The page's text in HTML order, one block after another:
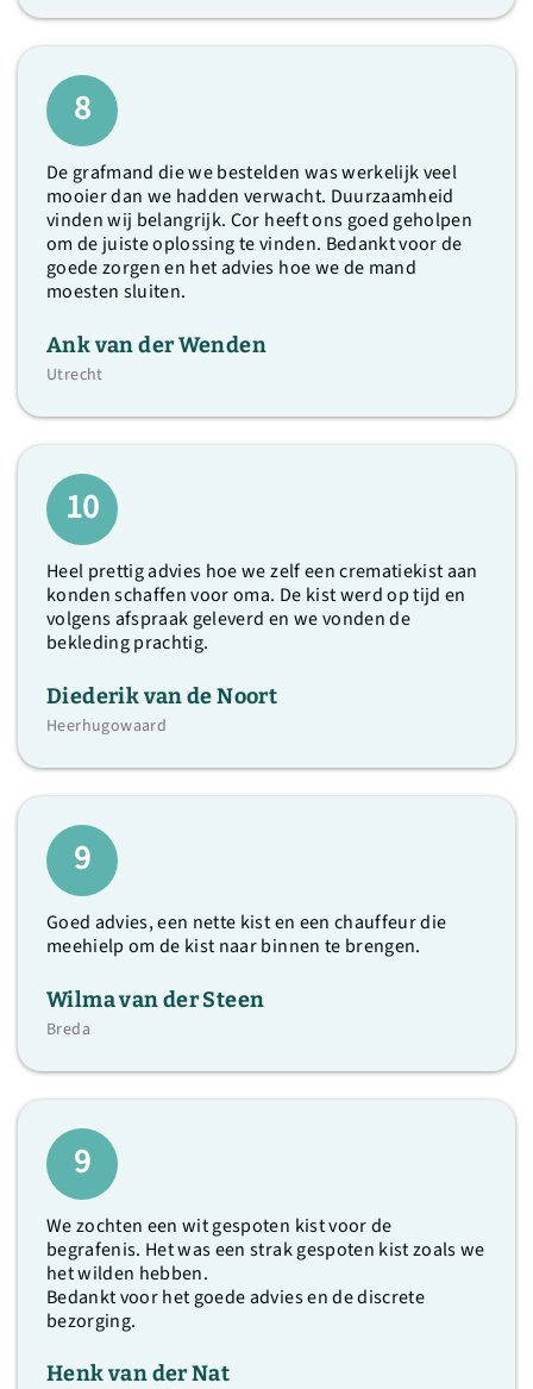
8
De grafmand die we bestelden was werkelijk veel
mooier dan we hadden verwacht. Duurzaamheid
vinden wij belangrijk. Cor heeft ons goed geholpen
om de juiste oplossing te vinden. Bedankt voor de
goede zorgen en het advies hoe we de mand
moesten sluiten.
Ank van der Wenden
Utrecht
10
Heel prettig advies hoe we zelf een crematiekist aan
konden schaffen voor oma. De kist werd op tijd en
volgens afspraak geleverd en we vonden de
bekleding prachtig.
Diederik van de Noort
Heerhugowaard
9
Goed advies, een nette kist en een chauffeur die
meehielp om de kist naar binnen te brengen.
Wilma van der Steen
Breda
9
We zochten een wit gespoten kist voor de
begrafenis. Het was een strak gespoten kist zoals we
het wilden hebben.
Bedankt voor het goede advies en de discrete
bezorging.
Henk van der Nat